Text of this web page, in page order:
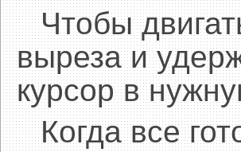
Чтобы
выреза и
курсор в
Когда все